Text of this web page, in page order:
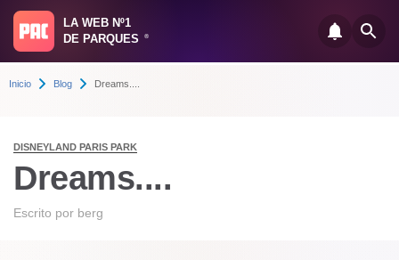
LA WEB Nº1
DE PARQUES
®
Inicio Blog Dreams....
DISNEYLAND PARIS PARK
Dreams....
Escrito por berg